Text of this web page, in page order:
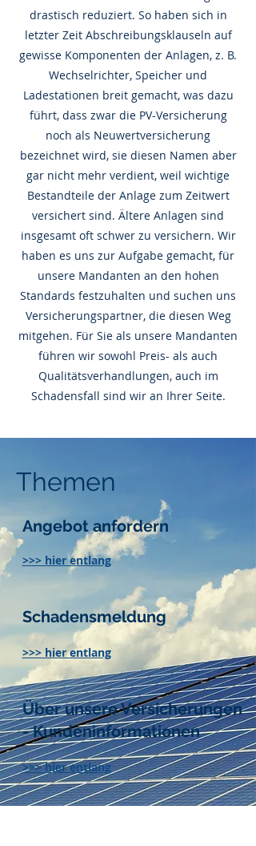
drastisch reduziert. So haben sich in
letzter Zeit Abschreibungsklauseln auf
gewisse Komponenten der Anlagen, z. B.
Wechselrichter, Speicher und
Ladestationen breit gemacht, was dazu
führt, dass zwar die PV-Versicherung
noch als Neuwertversicherung
bezeichnet wird, sie diesen Namen aber
gar nicht mehr verdient, weil wichtige
Bestandteile der Anlage zum Zeitwert
versichert sind. Ältere Anlagen sind
insgesamt oft schwer zu versichern. Wir
haben es uns zur Aufgabe gemacht, für
unsere Mandanten an den hohen
Standards festzuhalten und suchen uns
Versicherungspartner, die diesen Weg
mitgehen. Für Sie als unsere Mandanten
führen wir sowohl Preis- als auch
Qualitätsverhandlungen, auch im
Schadensfall sind wir an Ihrer Seite.
Themen
Angebot anfordern
>>> hier entlang
Schadensmeldung
>>> hier entlang
Über unsere Versicherungen
- Kundeninformationen
>>> hier entlang